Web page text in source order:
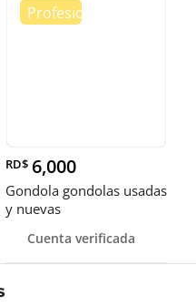
RD$ 6,000
Gondola gondolas usadas
y nuevas
Cuenta verificada